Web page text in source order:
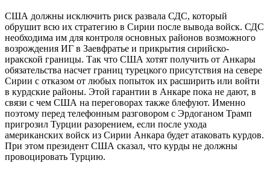
США должны исключить риск развала СДС, который
обрушит всю их стратегию в Сирии после вывода войск. СДС
необходима им для контроля основных районов возможного
возрождения ИГ в Заевфратье и прикрытия сирийско-
иракской границы. Так что США хотят получить от Анкары
обязательства насчет границ турецкого присутствия на севере
Сирии с отказом от любых попыток их расширить или войти
в курдские районы. Этой гарантии в Анкаре пока не дают, в
связи с чем США на переговорах также блефуют. Именно
поэтому перед телефонным разговором с Эрдоганом Трамп
пригрозил Турции разорением, если после ухода
американских войск из Сирии Анкара будет атаковать курдов.
При этом президент США сказал, что курды не должны
провоцировать Турцию.